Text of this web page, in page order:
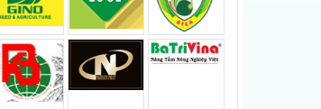
Dừa Trở Thành Cây Công Nghiệp Chủ Lực